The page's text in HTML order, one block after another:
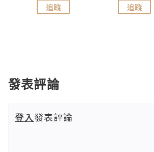
追蹤 追蹤
發表評論
登入發表評論